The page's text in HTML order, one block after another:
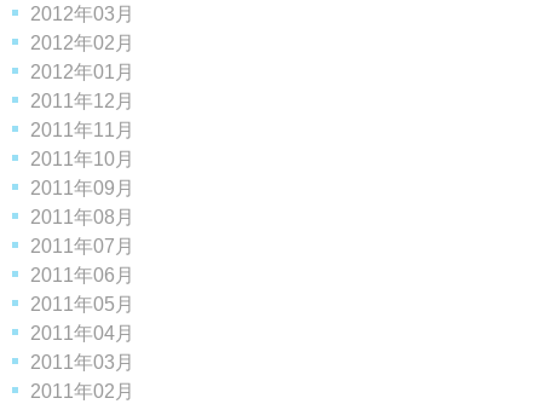
2012年03月
2012年02月
2012年01月
2011年12月
2011年11月
2011年10月
2011年09月
2011年08月
2011年07月
2011年06月
2011年05月
2011年04月
2011年03月
2011年02月